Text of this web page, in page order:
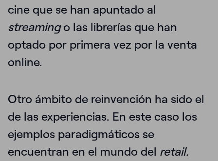
cine que se han apuntado al
streamingo las librerías que han
optado por primera vez por la venta
online.
Otro ámbito de reinvención ha sido el
de las experiencias. En este caso los
ejemplos paradigmáticos se
encuentran en el mundo del retail.